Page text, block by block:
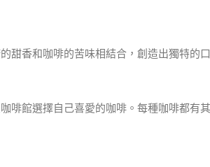
甜香和咖啡的苦味相結合，創造出獨特的
啡館選擇自己喜愛的咖啡。每種咖啡都有